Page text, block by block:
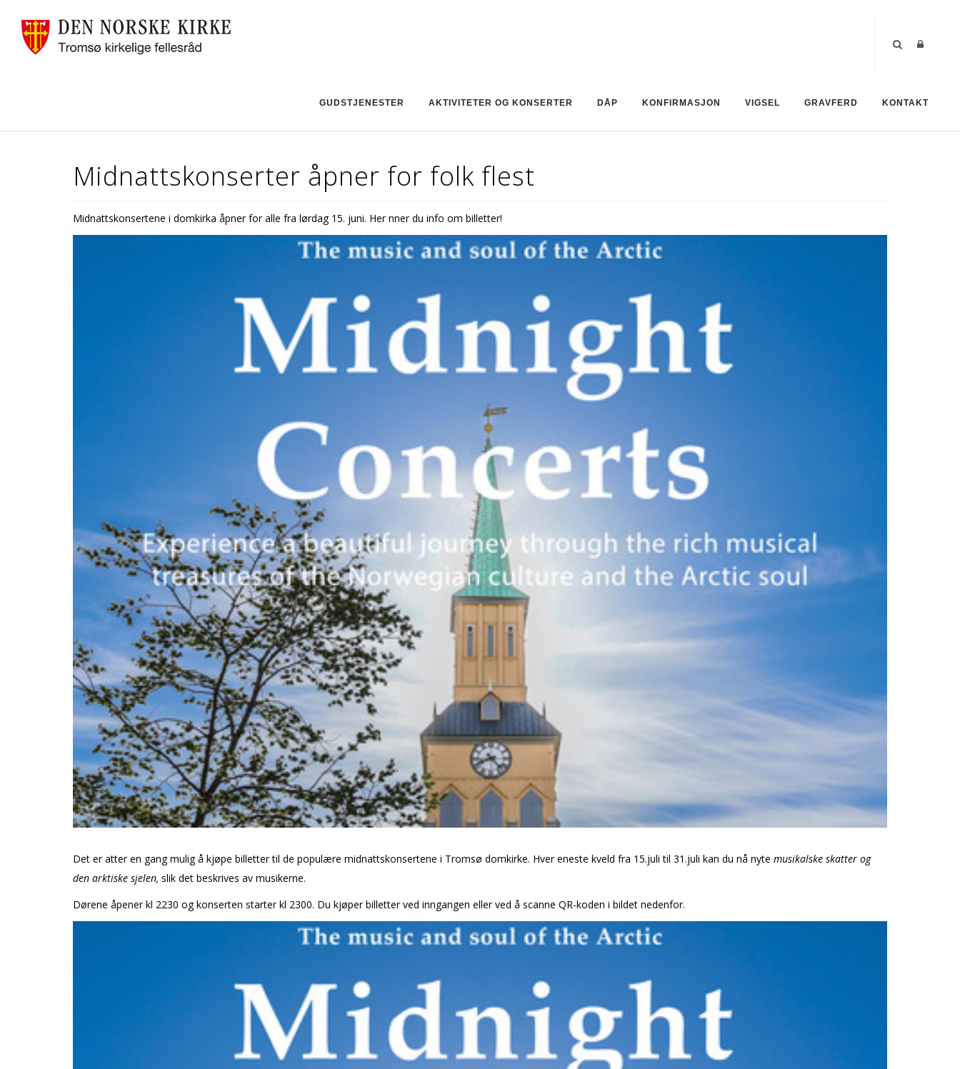
GUDSTJENESTER AKTIVITETER OG KONSERTER DÅP KONFIRMASJON VIGSEL GRAVFERD KONTAKT
Midnattskonserter åpner for folk flest
Midnattskonsertene i domkirka åpner for alle fra lørdag 15. juni. Her finner du info om billetter!
Det er atter en gang mulig å kjøpe billetter til de populære midnattskonsertene i Tromsø domkirke. Hver eneste kveld fra 15.juli til 31.juli kan du nå nyte musikalske skatter og
den arktiske sjelen, slik det beskrives av musikerne.
Dørene åpener kl 2230 og konserten starter kl 2300. Du kjøper billetter ved inngangen eller ved å scanne QR-koden i bildet nedenfor.